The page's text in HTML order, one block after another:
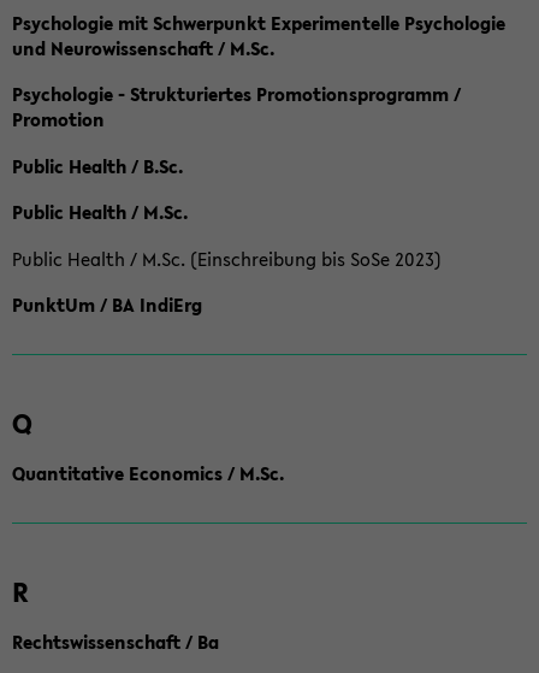
Psychologie mit Schwerpunkt Experimentelle Psychologie
und Neurowissenschaft / M.Sc.
Psychologie - Strukturiertes Promotionsprogramm /
Promotion
Public Health / B.Sc.
Public Health / M.Sc.
Public Health / M.Sc. (Einschreibung bis SoSe 2023)
PunktUm / BA IndiErg
Q
Quantitative Economics / M.Sc.
R
Rechtswissenschaft / Ba